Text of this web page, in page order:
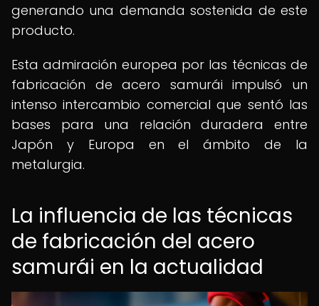
generando una demanda sostenida de este
producto.
Esta admiración europea por las técnicas de
fabricación de acero samurái impulsó un
intenso intercambio comercial que sentó las
bases para una relación duradera entre
Japón y Europa en el ámbito de la
metalurgia.
La influencia de las técnicas
de fabricación del acero
samurái en la actualidad